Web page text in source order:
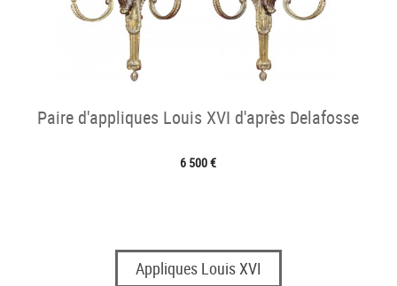
Paire d'appliques Louis XVI d'après Delafosse
6 500 €
Appliques Louis XVI